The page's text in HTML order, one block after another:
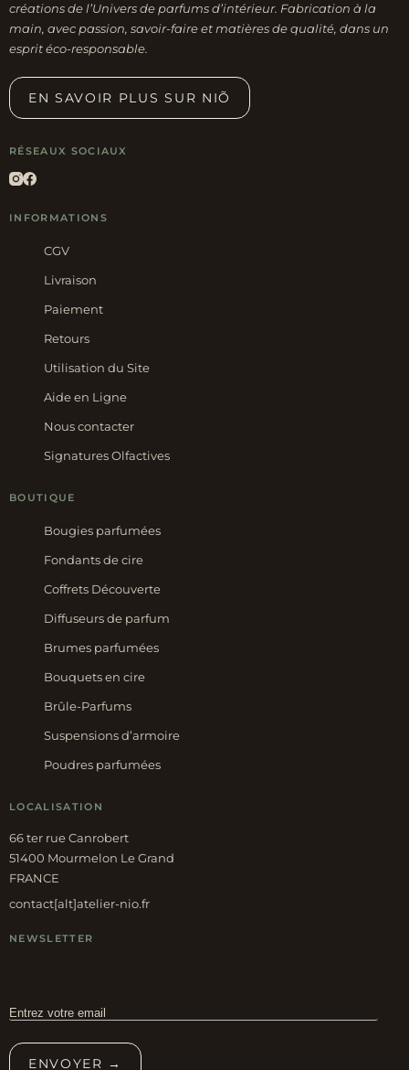
créations de l’Univers de parfums d’intérieur. Fabrication à la
main, avec passion, savoir-faire et matières de qualité, dans un
esprit éco-responsable.
EN SAVOIR PLUS SUR NIÕ
RÉSEAUX SOCIAUX
INFORMATIONS
CGV
Livraison
Paiement
Retours
Utilisation du Site
Aide en Ligne
Nous contacter
Signatures Olfactives
BOUTIQUE
Bougies parfumées
Fondants de cire
Coffrets Découverte
Diffuseurs de parfum
Brumes parfumées
Bouquets en cire
Brûle-Parfums
Suspensions d’armoire
Poudres parfumées
LOCALISATION
66 ter rue Canrobert
51400 Mourmelon Le Grand
FRANCE
contact[alt]atelier-nio.fr
NEWSLETTER
ENVOYER →